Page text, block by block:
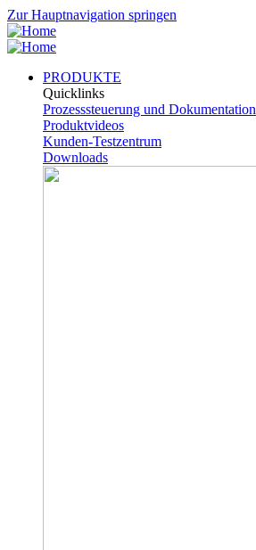
Zur Hauptnavigation springen
PRODUKTE
Quicklinks
Prozesssteuerung und Dokumentation
Produktvideos
Kunden-Testzentrum
Downloads